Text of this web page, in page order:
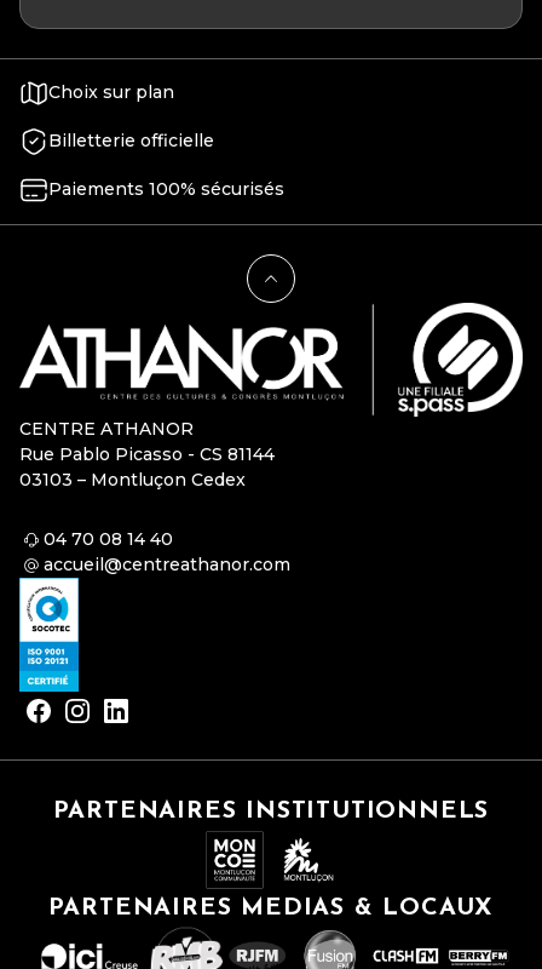
Choix sur plan
Billetterie officielle
Paiements 100% sécurisés
CENTRE ATHANOR
Rue Pablo Picasso - CS 81144
03103 – Montluçon Cedex
04 70 08 14 40
accueil@centreathanor.com
PARTENAIRES INSTITUTIONNELS
PARTENAIRES MEDIAS & LOCAUX